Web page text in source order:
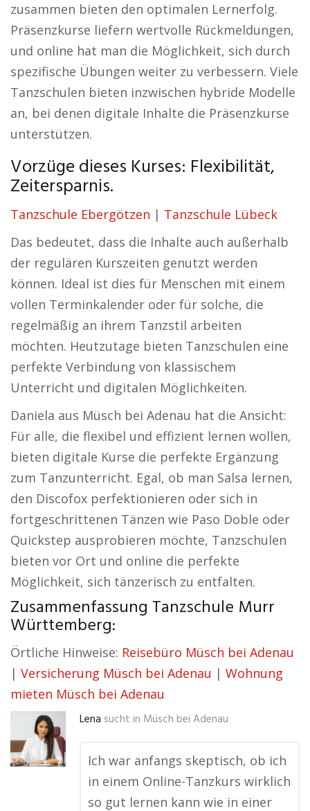
zusammen bieten den optimalen Lernerfolg.
Präsenzkurse liefern wertvolle Rückmeldungen,
und online hat man die Möglichkeit, sich durch
spezifische Übungen weiter zu verbessern. Viele
Tanzschulen bieten inzwischen hybride Modelle
an, bei denen digitale Inhalte die Präsenzkurse
unterstützen.
Vorzüge dieses Kurses: Flexibilität,
Zeitersparnis.
Tanzschule Ebergötzen | Tanzschule Lübeck
Das bedeutet, dass die Inhalte auch außerhalb
der regulären Kurszeiten genutzt werden
können. Ideal ist dies für Menschen mit einem
vollen Terminkalender oder für solche, die
regelmäßig an ihrem Tanzstil arbeiten
möchten. Heutzutage bieten Tanzschulen eine
perfekte Verbindung von klassischem
Unterricht und digitalen Möglichkeiten.
Daniela aus Müsch bei Adenau hat die Ansicht:
Für alle, die flexibel und effizient lernen wollen,
bieten digitale Kurse die perfekte Ergänzung
zum Tanzunterricht. Egal, ob man Salsa lernen,
den Discofox perfektionieren oder sich in
fortgeschrittenen Tänzen wie Paso Doble oder
Quickstep ausprobieren möchte, Tanzschulen
bieten vor Ort und online die perfekte
Möglichkeit, sich tänzerisch zu entfalten.
Zusammenfassung Tanzschule Murr
Württemberg:
Örtliche Hinweise: Reisebüro Müsch bei Adenau
| Versicherung Müsch bei Adenau | Wohnung
mieten Müsch bei Adenau
Lena sucht in Müsch bei Adenau
Ich war anfangs skeptisch, ob ich
in einem Online-Tanzkurs wirklich
so gut lernen kann wie in einer